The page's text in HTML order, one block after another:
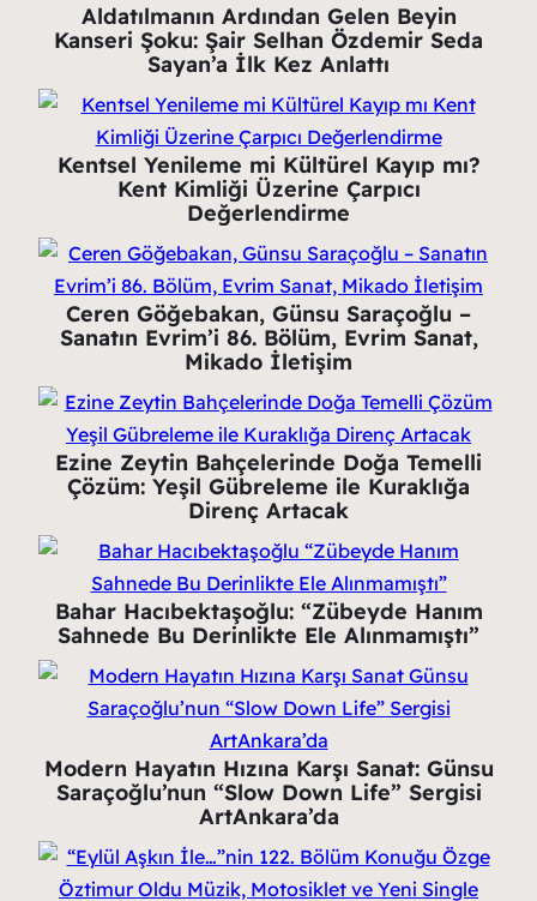
Aldatılmanın Ardından Gelen Beyin
Kanseri Şoku: Şair Selhan Özdemir Seda
Sayan’a İlk Kez Anlattı
Kentsel Yenileme mi Kültürel Kayıp mı?
Kent Kimliği Üzerine Çarpıcı
Değerlendirme
Ceren Göğebakan, Günsu Saraçoğlu –
Sanatın Evrim’i 86. Bölüm, Evrim Sanat,
Mikado İletişim
Ezine Zeytin Bahçelerinde Doğa Temelli
Çözüm: Yeşil Gübreleme ile Kuraklığa
Direnç Artacak
Bahar Hacıbektaşoğlu: “Zübeyde Hanım
Sahnede Bu Derinlikte Ele Alınmamıştı”
Modern Hayatın Hızına Karşı Sanat: Günsu
Saraçoğlu’nun “Slow Down Life” Sergisi
ArtAnkara’da